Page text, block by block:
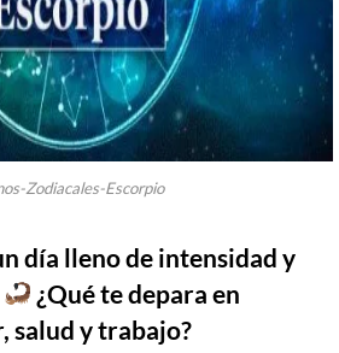
Zodiacales-Escorpio
día lleno de intensidad y
¿Qué te depara en
salud y trabajo?